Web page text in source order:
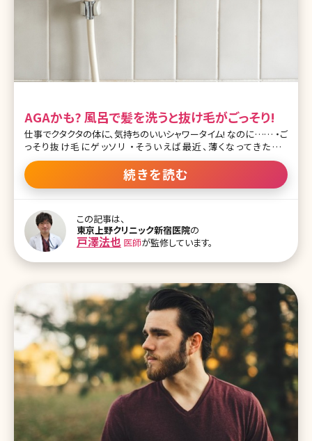
AGAかも? 風呂で髪を洗うと抜け毛がごっそり!
仕事でクタクタの体に、気持ちのいいシャワータイム! なのに…… ・ご
っそり抜け毛にゲッソリ ・そういえば最近、薄くなってきたよう
な……? そんなアナタは、まずAGAを疑ってみましょう。 ポイントは、
頭頂部＆額の生え際! AGA（男性型脱毛症）とは、テストステロンとい
う男性ホルモンが大きく関わっている脱毛症のこと。頭頂部か額の生
年代としては30～50代がメインですが、20代の男性でもAGAの人が
増えつつあります。 AGAはヘアサイクルが短くなる! もともと髪の毛
は、 「伸びる→抜ける→また生える……」 というヘアサイクルを繰り
返しています。 ヘアサイクルには3つの期間があります。 成長期：毛根
がぐんぐん育っていく時期。毛髪も伸びる（2～6年） 退行期：毛根が小
続きを読む
この記事は、
東京上野クリニック新宿医院の
戸澤法也 医師が監修しています。